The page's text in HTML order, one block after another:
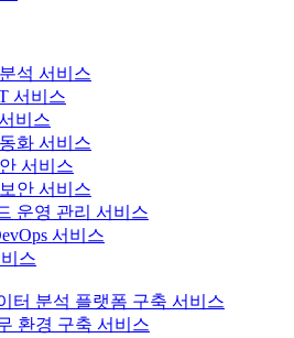
석 서비스
서비스
비스
화 서비스
서비스
안 서비스
운영 관리 서비스
서비스
스
터 분석 플랫폼 구축 서비스
환경 구축 서비스